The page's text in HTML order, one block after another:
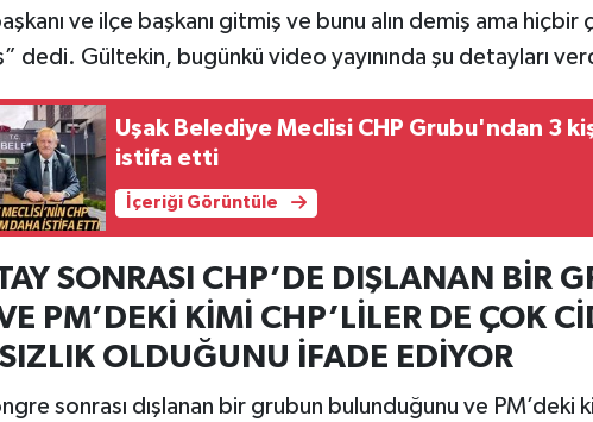
ve ilçe başkanı gitmiş ve bunu alın demiş ama hiçbir
dedi. Gültekin, bugünkü video yayınında şu detayları
Uşak Belediye Meclisi CHP Grubu'ndan 3
istifa etti
İçeriği Görüntüle
SONRASI CHP’DE DIŞLANAN BİR
PM’DEKİ KİMİ CHP’LİLER DE ÇOK
OLDUĞUNU İFADE EDİYOR
sonrası dışlanan bir grubun bulunduğunu ve PM’deki